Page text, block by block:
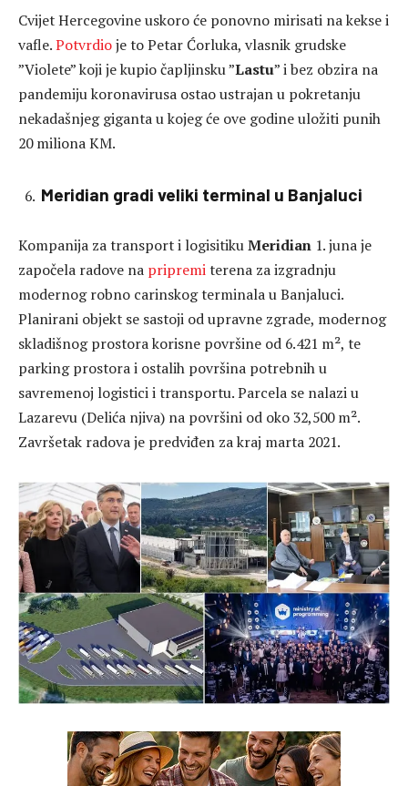
Cvijet Hercegovine uskoro će ponovno mirisati na kekse i
vafle.Potvrdioje to Petar Ćorluka, vlasnik grudske
”Violete” koji je kupio čapljinsku ”Lastu” i bez obzira na
pandemiju koronavirusa ostao ustrajan u pokretanju
nekadašnjeg giganta u kojeg će ove godine uložiti punih
20 miliona KM.
Meridian gradi veliki terminal u Banjaluci
Kompanija za transport i logisitikuMeridian 1. juna je
započela radove na pripremiterena za izgradnju
modernog robno carinskog terminala u Banjaluci.
Planirani objekt se sastoji od upravne zgrade, modernog
skladišnog prostora korisne površine od 6.421 m², te
parking prostora i ostalih površina potrebnih u
savremenoj logistici i transportu. Parcela se nalazi u
Lazarevu (Delića njiva) na površini od oko 32,500 m².
Završetak radova je predviđen za kraj marta 2021.